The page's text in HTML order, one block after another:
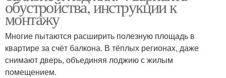
обустройства, инструкции к
монтажу
Многие пытаются расширить полезную площадь в
квартире за счёт балкона. В тёплых регионах, даже
снимают дверь, объединяя лоджию с жилым
помещением.